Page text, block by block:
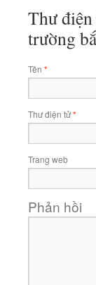
Thư
trường
Tên *
Thư điện tử*
Trang web
Phản hồi